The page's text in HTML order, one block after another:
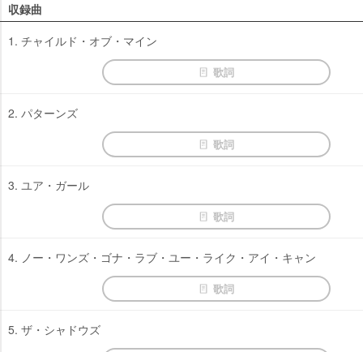
収録曲
1. チャイルド・オブ・マイン
歌詞
2. パターンズ
歌詞
3. ユア・ガール
歌詞
4. ノー・ワンズ・ゴナ・ラブ・ユー・ライク・アイ・キャン
歌詞
5. ザ・シャドウズ